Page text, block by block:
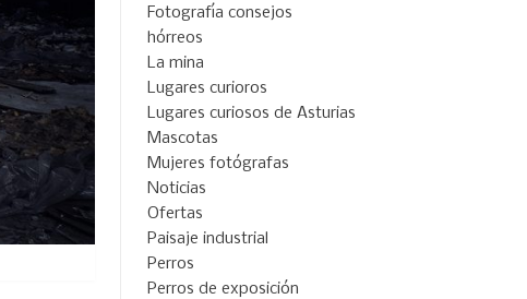
Fotografía consejos
hórreos
La mina
Lugares curioros
Lugares curiosos de Asturias
Mascotas
Mujeres fotógrafas
Noticias
Ofertas
Paisaje industrial
Perros
Perros de exposición